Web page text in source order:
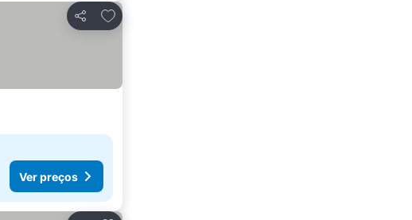
Partilhar
Adicionar aos favoritos
Ver preços